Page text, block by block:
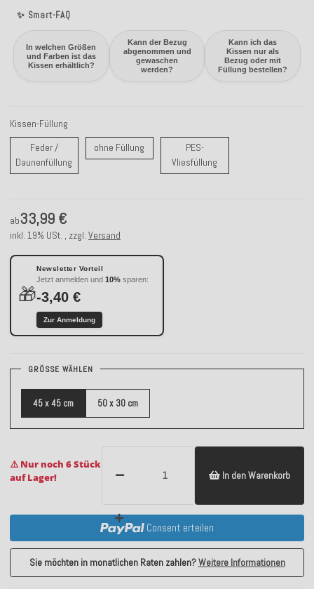
✨ Smart-FAQ
In welchen Größen
und Farben ist das
Kissen erhältlich?
Kann der Bezug
abgenommen und
gewaschen
werden?
Kann ich das
Kissen nur als
Bezug oder mit
Füllung bestellen?
Kissen-Füllung
Feder /
Daunenfüllung Feder / Daunenfüllung
ohne Füllung ohne FüllungPES-
Vliesfüllung
ab33,99 €
inkl. 19% USt. , zzgl. Versand
🎁
Newsletter Vorteil
Jetzt anmelden und 10% sparen:
-3,40 €
Zur Anmeldung
GRÖSSE WÄHLEN
45 x 45 cm 50 x 30 cm
⚠️ Nur noch 6 Stück
auf Lager!
In den Warenkorb
Consent erteilen
Sie möchten in monatlichen Raten zahlen?Weitere Informationen